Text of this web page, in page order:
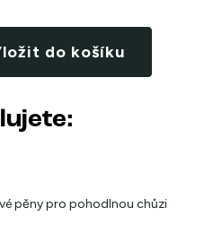
do košíku
pěny pro pohodlnou chůzi